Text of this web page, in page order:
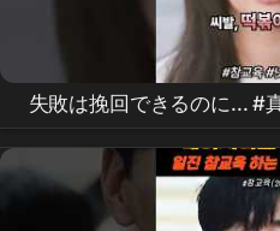
失敗は挽回できるのに... #